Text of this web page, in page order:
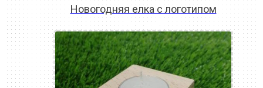
Новогодняя елка с логотипом
READ MORE